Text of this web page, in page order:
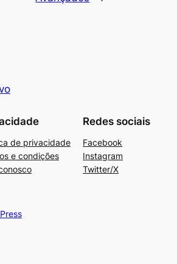
de privacidade
e condições
Redes sociais
Facebook
Instagram
Twitter/X